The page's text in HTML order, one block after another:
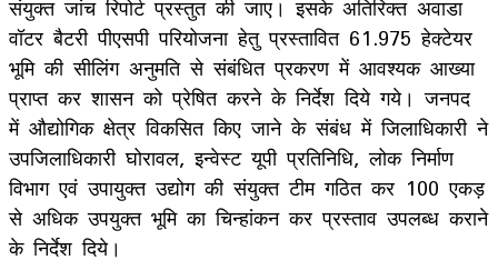
वॉटर बैटरी पीएसपी परियोजना हेतु प्रस्तावित 61.975 हेक्टेयर
भूमि की सीलिंग अनुमति से संबंधित प्रकरण में आवश्यक आख्या
प्राप्त कर शासन को प्रेषित करने के निर्देश दिये गये। जनपद
में औद्योगिक क्षेत्र विकसित किए जाने के संबंध में जिलाधिकारी ने
उपजिलाधिकारी घोरावल, इन्वेस्ट यूपी प्रतिनिधि, लोक निर्माण
विभाग एवं उपायुक्त उद्योग की संयुक्त टीम गठित कर 100 एकड़
से अधिक उपयुक्त भूमि का चिन्हांकन कर प्रस्ताव उपलब्ध कराने
के निर्देश दिये।